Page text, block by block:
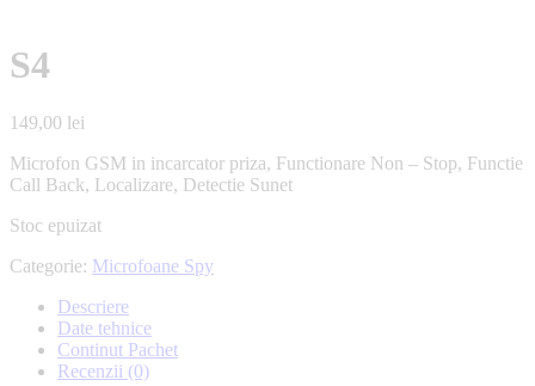
S4
149,00 lei
Microfon GSM in incarcator priza, Functionare Non – Stop, Functie
Call Back, Localizare, Detectie Sunet
Stoc epuizat
Categorie: Microfoane Spy
Descriere
Date tehnice
Continut Pachet
Recenzii (0)